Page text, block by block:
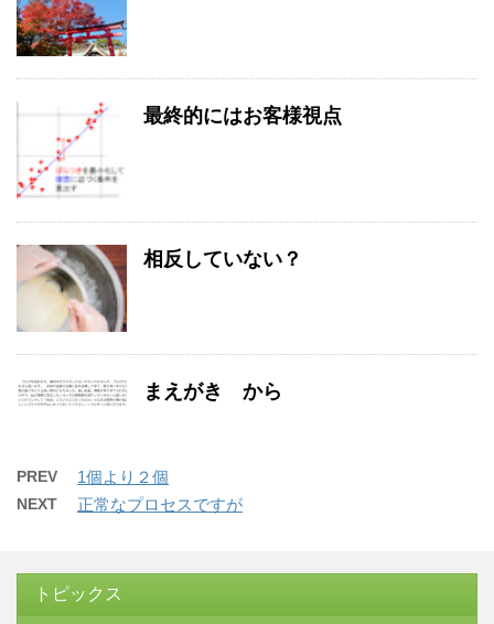
最終的にはお客様視点
相反していない？
まえがき から
PREV 1個より２個
NEXT 正常なプロセスですが
トピックス